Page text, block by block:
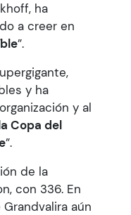
ha
a creer en
”.
y ha
y al
Copa del
”.
de la
con 336. En
aún